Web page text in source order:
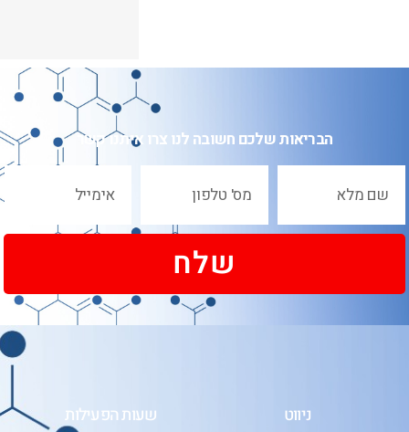
הבריאות שלכם חשובה לנו צרו איתנו קשר
שלח
ניווט שעות הפעילות